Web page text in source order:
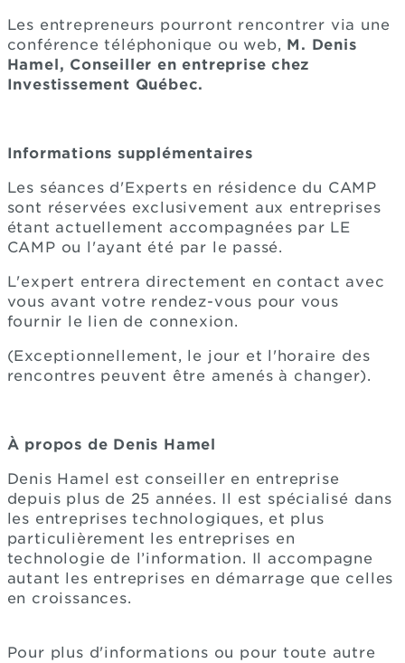
Les entrepreneurs pourront rencontrer via une
conférence téléphonique ou web, M. Denis
Hamel, Conseiller en entreprise chez
Investissement Québec.
Informations supplémentaires
Les séances d'Experts en résidence du CAMP
sont réservées exclusivement aux entreprises
étant actuellement accompagnées par LE
CAMP ou l'ayant été par le passé.
L'expert entrera directement en contact avec
vous avant votre rendez-vous pour vous
fournir le lien de connexion.
(Exceptionnellement, le jour et l'horaire des
rencontres peuvent être amenés à changer).
À propos de Denis Hamel
Denis Hamel est conseiller en entreprise
depuis plus de 25 années. Il est spécialisé dans
les entreprises technologiques, et plus
particulièrement les entreprises en
technologie de l’information. Il accompagne
autant les entreprises en démarrage que celles
en croissances.
Pour plus d'informations ou pour toute autre